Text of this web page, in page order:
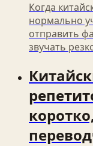
Когда
нормально
отправить
звучать